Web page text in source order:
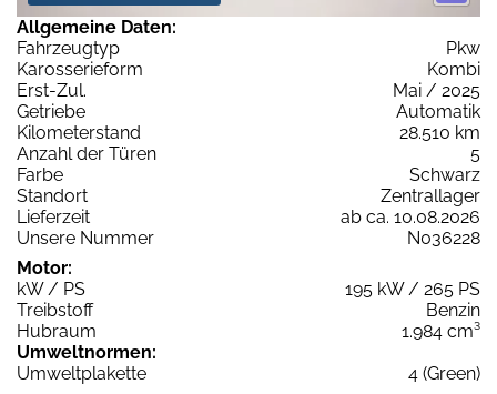
Allgemeine Daten:
Fahrzeugtyp
Pkw
Karosserieform
Kombi
Erst-Zul.
Mai / 2025
Getriebe
Automatik
Kilometerstand
28.510 km
Anzahl der Türen
5
Farbe
Schwarz
Standort
Zentrallager
Lieferzeit
ab ca. 10.08.2026
Unsere Nummer
N036228
Motor:
kW / PS
195 kW / 265 PS
Treibstoff
Benzin
Hubraum
1.984 cm³
Umweltnormen:
Umweltplakette
4 (Green)